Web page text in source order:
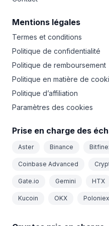
Mentions légales
Termes et conditions
Politique de confidentialité
Politique de remboursement
Politique en matière de
Politique d’affiliation
Paramètres des cookies
Prise en charge des
Aster Binance
Coinbase Advanced
Gate.io Gemini HTX
Kucoin OKX Poloniex